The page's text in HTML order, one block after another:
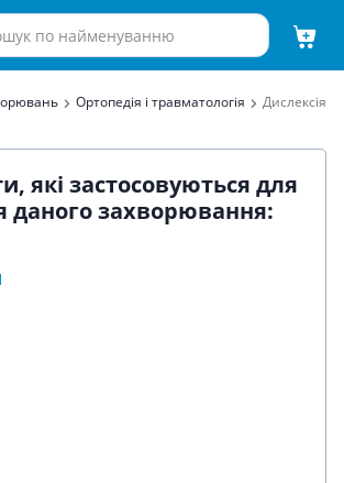
Ортопедія і травматологія Дислексія
які застосовуються для
даного захворювання: